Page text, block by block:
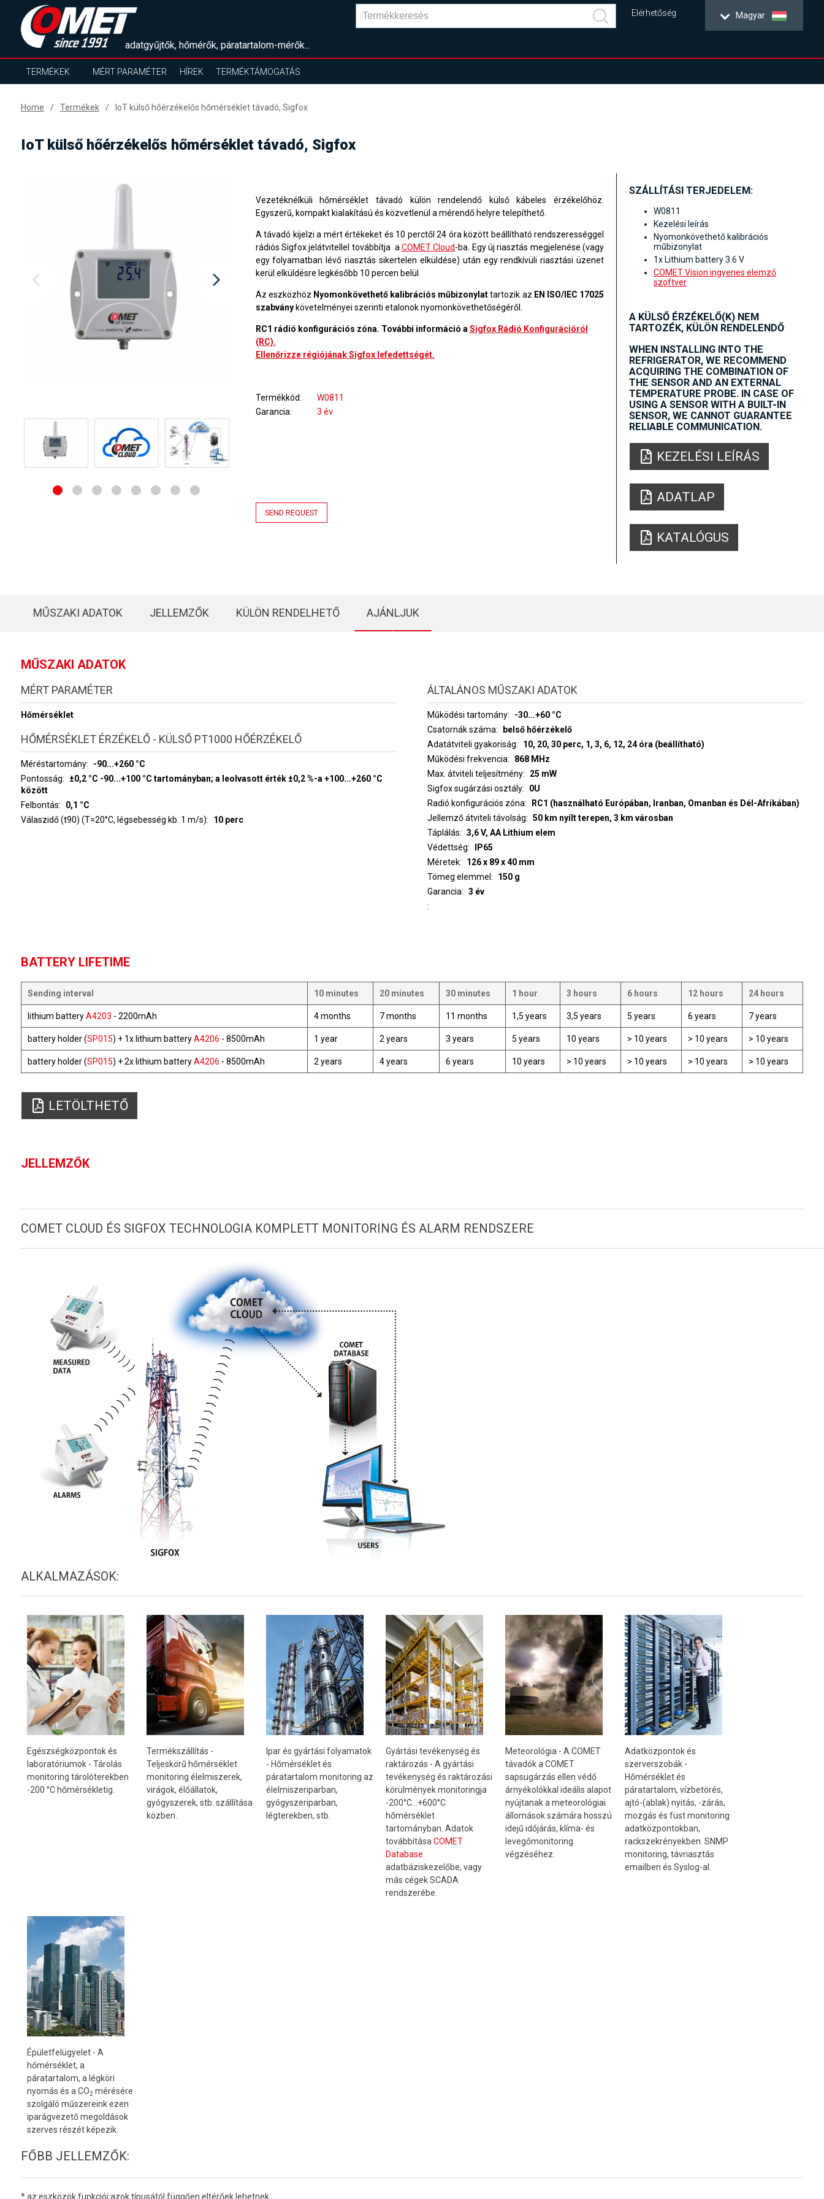
adatgyűjtők, hőmérők, páratartalom-mérők...
Magyar
Elérhetőség
TERMÉKEK MÉRT PARAMÉTER HÍREK TERMÉKTÁMOGATÁS
Home Termékek IoT külső hőérzékelős hőmérséklet távadó, Sigfox
IoT külső hőérzékelős hőmérséklet távadó, Sigfox
Vezetéknélküli hőmérséklet távadó külön rendelendő külső kábeles érzékelőhöz.
Egyszerű, kompakt kialakítású és közvetlenül a mérendő helyre telepíthető.
A távadó kijelzi a mért értékeket és 10 perctől 24 óra között beállítható rendszerességgel
rádiós Sigfox jelátvitellel továbbítja a COMET Cloud-ba. Egy új riasztás megjelenése (vagy
egy folyamatban lévő riasztás sikertelen elküldése) után egy rendkívüli riasztási üzenet
kerül elküldésre legkésőbb 10 percen belül.
Az eszközhöz Nyomonkövethető kalibrációs műbizonylattartozik az EN ISO/IEC 17025
szabvány követelményei szerinti etalonok nyomonkövethetőségéről.
RC1 rádió konfigurációs zóna. További információ a Sigfox Rádió Konfigurációról
(RC).
Ellenőrizze régiójának Sigfox lefedettségét.
Termékkód
W0811
Garancia
3 év
SEND REQUEST
SZÁLLÍTÁSI TERJEDELEM:
W0811
Kezelési leírás
Nyomonkövethető kalibrációs
műbizonylat
1x Lithium battery 3.6 V
COMET Vision ingyenes elemző
szoftver
A KÜLSŐ ÉRZÉKELŐ(K) NEM
TARTOZÉK, KÜLÖN RENDELENDŐ
WHEN INSTALLING INTO THE
REFRIGERATOR, WE RECOMMEND
ACQUIRING THE COMBINATION OF
THE SENSOR AND AN EXTERNAL
TEMPERATURE PROBE. IN CASE OF
USING A SENSOR WITH A BUILT-IN
SENSOR, WE CANNOT GUARANTEE
RELIABLE COMMUNICATION.
KEZELÉSI LEÍRÁS
ADATLAP
KATALÓGUS
MŰSZAKI ADATOK JELLEMZŐK KÜLÖN RENDELHETŐ AJÁNLJUK
MŰSZAKI ADATOK
MÉRT PARAMÉTER
Hőmérséklet
HŐMÉRSÉKLET ÉRZÉKELŐ - KÜLSŐ PT1000 HŐÉRZÉKELŐ
Méréstartomány
-90...+260 °C
Pontosság
±0,2 °C -90...+100 °C tartományban; a leolvasott érték ±0,2 %-a +100...+260 °C
között
Felbontás
0,1 °C
Válaszidő (t90) (T=20°C, légsebesség kb. 1 m/s)
10 perc
ÁLTALÁNOS MŰSZAKI ADATOK
Működési tartomány
-30...+60 °C
Csatornák száma
belső hőérzékelő
Adatátviteli gyakoriság
10, 20, 30 perc, 1, 3, 6, 12, 24 óra (beállítható)
Működési frekvencia
868 MHz
Max. átviteli teljesítmény
25 mW
Sigfox sugárzási osztály
0U
Radió konfigurációs zóna
RC1 (használható Európában, Iranban, Omanban és Dél-Afrikában)
Jellemző átviteli távolság
50 km nyílt terepen, 3 km városban
Táplálás
3,6 V, AA Lithium elem
Védettség
IP65
Méretek
126 x 89 x 40 mm
Tömeg elemmel
150 g
Garancia
3 év
BATTERY LIFETIME
Sending interval 10 minutes 20 minutes 30 minutes 1 hour 3 hours 6 hours 12 hours 24 hours
lithium batteryA4203 - 2200mAh 4 months 7 months 11 months 1,5 years 3,5 years 5 years 6 years 7 years
battery holder (SP015) + 1x lithium batteryA4206 - 8500mAh 1 year 2 years 3 years 5 years 10 years > 10 years > 10 years > 10 years
battery holder (SP015) + 2x lithium batteryA4206 - 8500mAh 2 years 4 years 6 years 10 years > 10 years > 10 years > 10 years > 10 years
LETÖLTHETŐ
JELLEMZŐK
COMET CLOUD ÉS SIGFOX TECHNOLOGIA KOMPLETT MONITORING ÉS ALARM RENDSZERE
ALKALMAZÁSOK:
Egészségközpontok és
laboratóriumok - Tárolás
monitoring tárolóterekben
-200 °C hőmérsékletig.
Termékszállítás -
Teljeskörű hőmérséklet
monitoring élelmiszerek,
virágok, élőállatok,
gyógyszerek, stb. szállítása
közben.
Ipar és gyártási folyamatok
- Hőmérséklet és
páratartalom monitoring az
élelmiszeriparban,
gyógyszeriparban,
légterekben, stb.
Gyártási tevékenység és
raktározás - A gyártási
tevékenység és raktározási
körülmények monitoringja
-200°C...+600°C
hőmérséklet
tartományban. Adatok
továbbításaCOMET
Database
adatbáziskezelőbe, vagy
más cégek SCADA
rendszerébe.
Meteorológia - A COMET
távadók a COMET
sapsugárzás ellen védő
árnyékolókkal ideális alapot
nyújtanak a meteorológiai
állomások számára hosszú
idejű időjárás, klíma- és
levegőmonitoring
végzéséhez.
Adatközpontok és
szerverszobák -
Hőmérséklet és
páratartalom, vízbetörés,
ajtó-(ablak) nyitás, -zárás,
mozgás és füst monitoring
adatközpontokban,
rackszekrényekben. SNMP
monitoring, távriasztás
emailben és Syslog-al.
Épületfelügyelet - A
hőmérséklet, a
páratartalom, a légköri
nyomás és a CO2 mérésére
szolgáló műszereink ezen
iparágvezető megoldások
szerves részét képezik.
FŐBB JELLEMZŐK:
* az eszközök funkciói azok típusától függően eltérőek lehetnek